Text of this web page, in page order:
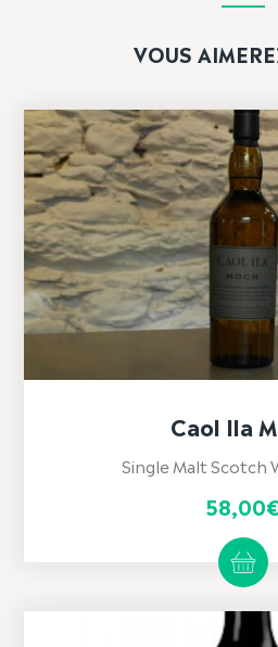
VOUS
Caol Ila
Single Malt Scotch
58,00